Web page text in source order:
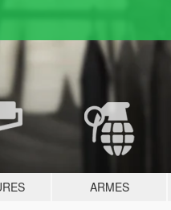
ARMES